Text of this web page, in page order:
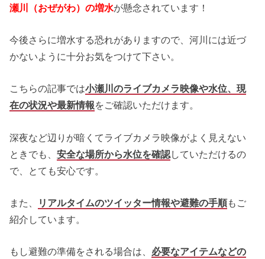
瀬川
（おぜがわ）の増水が懸念されています！
今後さらに増水する恐れがありますので、河川には近づ
かないように十分お気をつけて下さい。
こちらの記事では小瀬川のライブカメラ映像や水位、現
在の状況や最新情報をご確認いただけます。
深夜など辺りが暗くてライブカメラ映像がよく見えない
ときでも、安全な場所から水位を確認していただけるの
で、とても安心です。
また、 リアルタイムのツイッター情報や避難の手順もご
紹介しています。
もし避難の準備をされる場合は、 必要なアイテムなどの